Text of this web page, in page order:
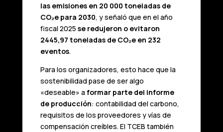
las emisiones en 20 000 toneladas de
CO₂e para 2030, y señaló que en el año
fiscal 2025 se redujeron o evitaron
2445,97 toneladas de CO₂e en 232
eventos.
Para los organizadores, esto hace que la
sostenibilidad pase de ser algo
«deseable» a formar parte del informe
de producción: contabilidad del carbono,
requisitos de los proveedores y vías de
compensación creíbles. El TCEB también